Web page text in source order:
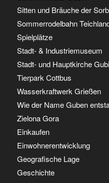
Sitten und Bräuche der
Sommerrodelbahn
Spielplätze
Stadt- & Industriemuseum
Stadt- und Hauptkirche
Tierpark Cottbus
Wasserkraftwerk Grießen
Wie der Name Guben
Zielona Gora
Einkaufen
Einwohnerentwicklung
Geografische Lage
Geschichte